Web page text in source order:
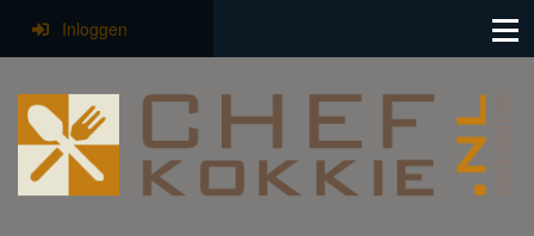
Inloggen